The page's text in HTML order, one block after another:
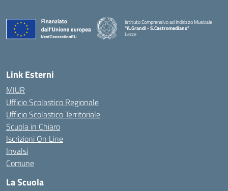
Istituto Comprensivo ad Indirizzo Musicale
"A.Grandi - S.Castromediano"
Lecce
Link Esterni
MIUR
Ufficio Scolastico Regionale
Ufficio Scolastico Territoriale
Scuola in Chiaro
Iscrizioni On Line
Invalsi
Comune
La Scuola